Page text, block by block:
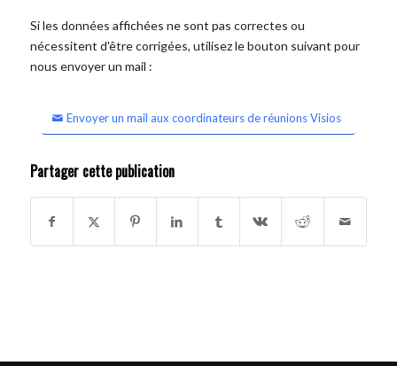
Si les données affichées ne sont pas correctes ou
nécessitent d'être corrigées, utilisez le bouton suivant pour
nous envoyer un mail :
Envoyer un mail aux coordinateurs de réunions Visios
Partager cette publication